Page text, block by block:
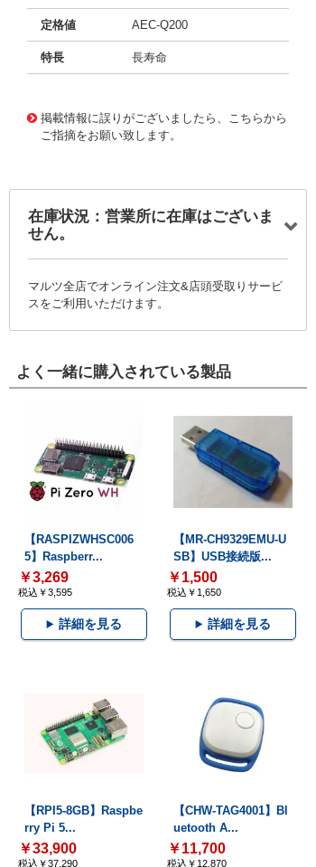
定格値 AEC-Q200
特長 長寿命
掲載情報に誤りがございましたら、こちらから
ご指摘をお願い致します。
在庫状況：営業所に在庫はございま
せん。
マルツ全店でオンライン注文&店頭受取りサービ
スをご利用いただけます。
よく一緒に購入されている製品
【RASPIZWHSC006
5】Raspberr...
￥3,269
税込￥3,595
詳細を見る
【MR-CH9329EMU-U
SB】USB接続版...
￥1,500
税込￥1,650
詳細を見る
【RPI5-8GB】Raspbe
rry Pi 5...
￥33,900
税込￥37,290
【CHW-TAG4001】Bl
uetooth A...
￥11,700
税込￥12,870